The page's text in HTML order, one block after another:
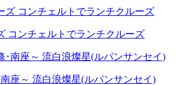
コンチェルトでランチクルーズ
座～ 流白浪燦星(ルパンサンセイ)